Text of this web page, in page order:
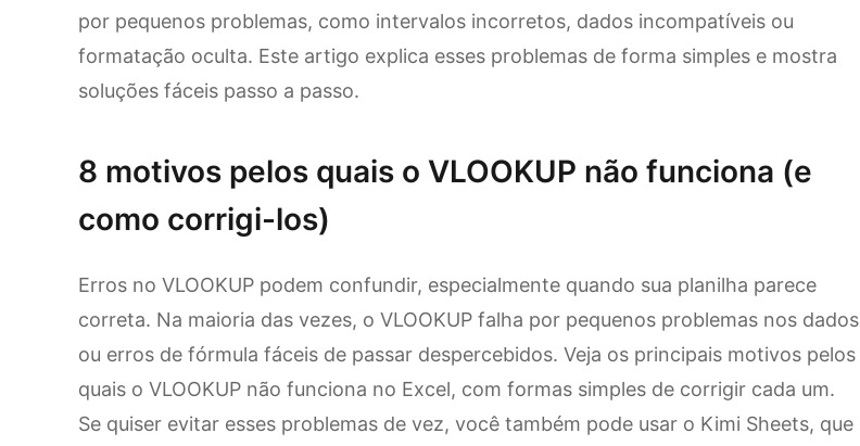
por pequenos problemas, como intervalos incorretos, dados incompatíveis ou
formatação oculta. Este artigo explica esses problemas de forma simples e mostra
soluções fáceis passo a passo.
8 motivos pelos quais o VLOOKUP não funciona (e
como corrigi-los)
Erros no VLOOKUP podem confundir, especialmente quando sua planilha parece
correta. Na maioria das vezes, o VLOOKUP falha por pequenos problemas nos dados
ou erros de fórmula fáceis de passar despercebidos. Veja os principais motivos pelos
quais o VLOOKUP não funciona no Excel, com formas simples de corrigir cada um.
Se quiser evitar esses problemas de vez, você também pode usar o Kimi Sheets, que